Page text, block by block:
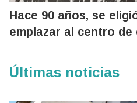
Hace 90 años, se
emplazar al centro
Últimas noticias